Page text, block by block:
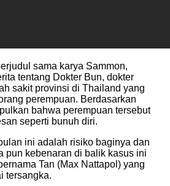
sama karya Sammon,
tentang Dokter Bun, dokter
sakit provinsi di Thailand yang
perempuan. Berdasarkan
bahwa perempuan tersebut
seperti bunuh diri.
ini adalah risiko baginya dan
pun kebenaran di balik kasus ini
Tan (Max Nattapol) yang
tersangka.